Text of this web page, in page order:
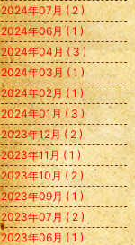
2024年07月 ( 2 )
2024年06月 ( 1 )
2024年04月 ( 3 )
2024年03月 ( 1 )
2024年02月 ( 1 )
2024年01月 ( 3 )
2023年12月 ( 2 )
2023年11月 ( 1 )
2023年10月 ( 2 )
2023年09月 ( 1 )
2023年07月 ( 2 )
2023年06月 ( 1 )